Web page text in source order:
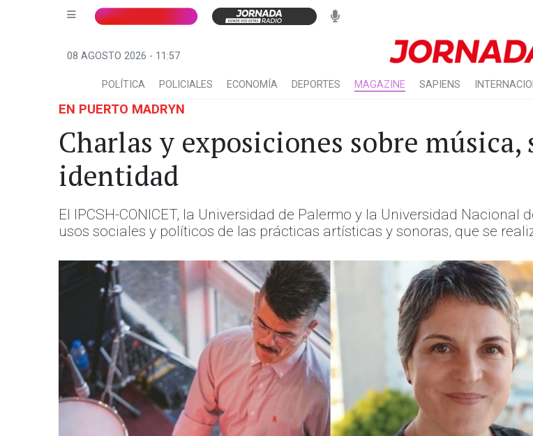
08 AGOSTO 2026 - 11:57
POLÍTICA POLICIALES ECONOMÍA DEPORTES MAGAZINE SAPIENS
EN PUERTO MADRYN
Charlas y exposiciones sobre
identidad
El IPCSH-CONICET, la Universidad de Palermo y la Universidad
usos sociales y políticos de las prácticas artísticas y sonoras, que se